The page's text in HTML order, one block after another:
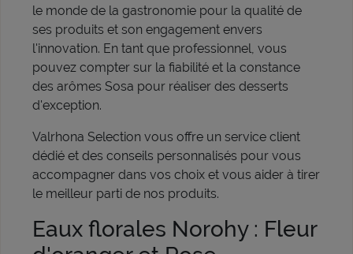
le monde de la gastronomie pour la qualité de
ses produits et son engagement envers
l'innovation. En tant que professionnel, vous
pouvez compter sur la fiabilité et la constance
des arômes Sosa pour réaliser des desserts
d'exception.
Valrhona Selection vous offre un service client
dédié et des conseils personnalisés pour vous
accompagner dans vos choix et vous aider à tirer
le meilleur parti de nos produits.
Eaux florales Norohy : Fleur